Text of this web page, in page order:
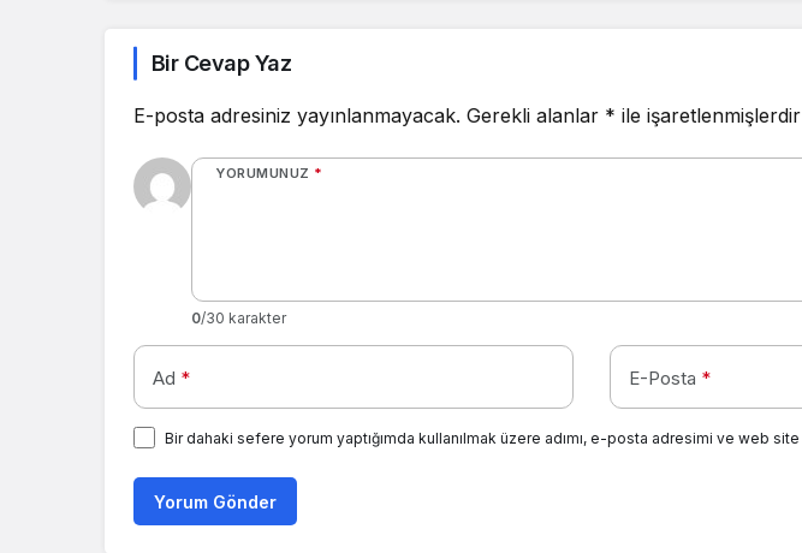
Bir Cevap Yaz
E-posta adresiniz yayınlanmayacak. Gerekli alanlar * ile işaretlenmişlerdir
YORUMUNUZ *
0/30 karakter
Ad * E-Posta *
Bir dahaki sefere yorum yaptığımda kullanılmak üzere adımı, e-posta adresimi ve web
Yorum Gönder